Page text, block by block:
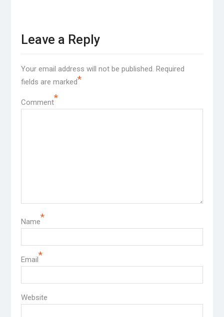
Leave a Reply
Your email address will not be published. Required
fields are marked*
Comment*
Name*
Email *
Website